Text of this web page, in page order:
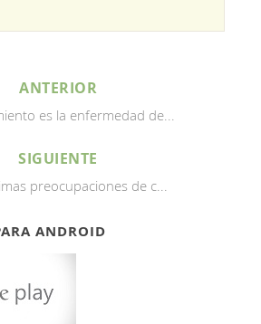
ANTERIOR
es la enfermedad de...
SIGUIENTE
preocupaciones de c...
ANDROID